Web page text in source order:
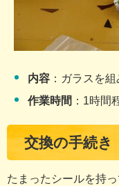
内容 ：ガラスを
作業時間 ：1時間
交換の手続き
たまったシールを持